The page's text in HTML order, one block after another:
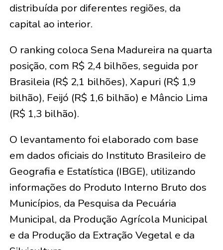
distribuída por diferentes regiões, da
capital ao interior.
O ranking coloca Sena Madureira na quarta
posição, com R$ 2,4 bilhões, seguida por
Brasileia (R$ 2,1 bilhões), Xapuri (R$ 1,9
bilhão), Feijó (R$ 1,6 bilhão) e Mâncio Lima
(R$ 1,3 bilhão).
O levantamento foi elaborado com base
em dados oficiais do Instituto Brasileiro de
Geografia e Estatística (IBGE), utilizando
informações do Produto Interno Bruto dos
Municípios, da Pesquisa da Pecuária
Municipal, da Produção Agrícola Municipal
e da Produção da Extração Vegetal e da